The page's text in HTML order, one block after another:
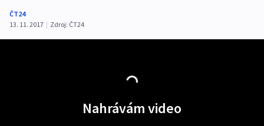
ČT24
13. 11. 2017 | Zdroj: ČT24
Nahrávám video